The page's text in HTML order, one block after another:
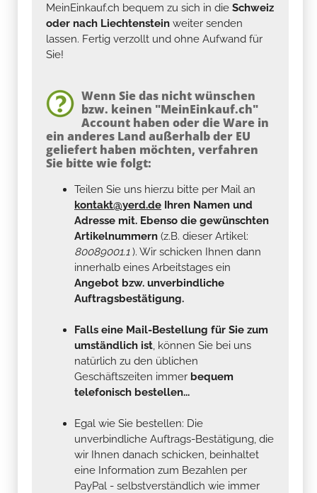
MeinEinkauf.ch bequem zu sich in die Schweiz
oder nach Liechtenstein weiter senden
lassen. Fertig verzollt und ohne Aufwand für
Sie!
Wenn Sie das nicht wünschen
bzw. keinen "MeinEinkauf.ch"
Account haben oder die Ware in
ein anderes Land außerhalb der EU
geliefert haben möchten, verfahren
Sie bitte wie folgt:
Teilen Sie uns hierzu bitte per Mail an
kontakt@yerd.de Ihren Namen und
Adresse mit. Ebenso die gewünschten
Artikelnummern (z.B. dieser Artikel:
80089001.1). Wir schicken Ihnen dann
innerhalb eines Arbeitstages ein
Angebot bzw. unverbindliche
Auftragsbestätigung.
Falls eine Mail-Bestellung für Sie zum
umständlich ist, können Sie bei uns
natürlich zu den üblichen
Geschäftszeiten immer bequem
telefonisch bestellen...
Egal wie Sie bestellen: Die
unverbindliche Auftrags-Bestätigung, die
wir Ihnen danach schicken, beinhaltet
eine Information zum Bezahlen per
PayPal - selbstverständlich wie immer